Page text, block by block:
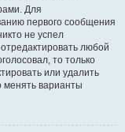
Для
первого сообщения
не успел
любой
то только
или удалить
менять варианты